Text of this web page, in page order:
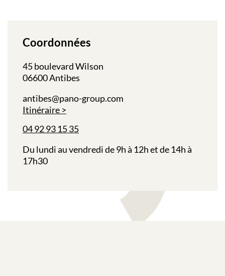
Coordonnées
45 boulevard Wilson
06600 Antibes
antibes@pano-group.com
Itinéraire
04 92 93 15 35
Du lundi au vendredi de 9h à 12h et de 14h à
17h30